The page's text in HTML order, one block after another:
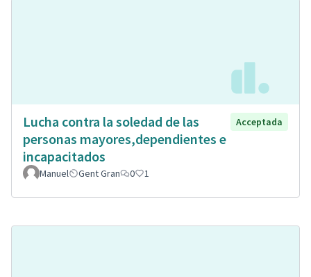
Lucha contra la soledad de las
personas mayores,dependientes e
incapacitados
Acceptada
Manuel Gent Gran 0 1